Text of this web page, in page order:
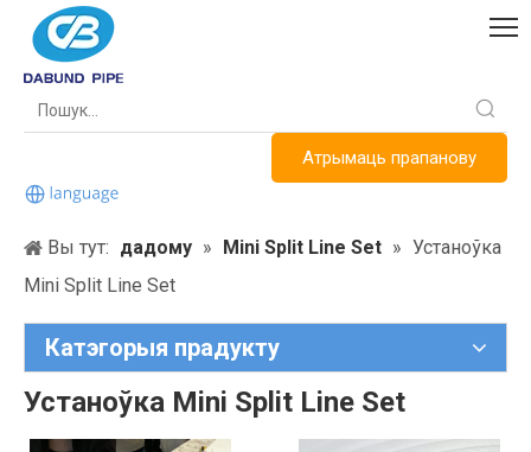
Атрымаць прапанову
Вы тут: дадому » Mini Split Line Set » Устаноўка
Mini Split Line Set
Катэгорыя прадукту
Устаноўка Mini Split Line Set